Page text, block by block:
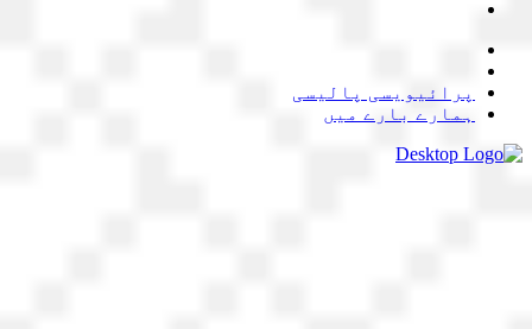
پرائیویسی پالیسی
ہمارے بارے میں